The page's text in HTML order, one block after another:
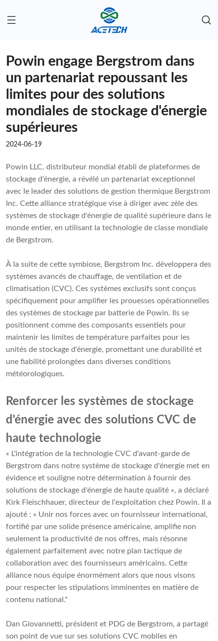
Powin engage Bergstrom dans
un partenariat repoussant les
limites pour des solutions
mondiales de stockage d'énergie
supérieures
2024-06-19
Powin LLC, distributeur mondial établi de plateformes de
stockage d'énergie, a révélé un partenariat exceptionnel
avec le leader des solutions de gestion thermique Bergstrom
Inc. Cette alliance stratégique vise à diriger avec zèle des
systèmes de stockage d'énergie de qualité supérieure dans le
monde entier, en utilisant la technologie de classe mondiale
de Bergstrom.
À la suite de cette symbiose, Bergstrom Inc. développera des
systèmes avancés de chauffage, de ventilation et de
climatisation (CVC). Ces systèmes exclusifs sont conçus
spécifiquement pour amplifier les prouesses opérationnelles
des systèmes de stockage par batterie de Powin. Ils se
positionnent comme des composants essentiels pour
maintenir les limites de température parfaites pour les
unités de stockage d'énergie, promettant une durabilité et
une fiabilité prolongées dans diverses conditions
météorologiques.
Renforcer les systèmes de stockage
d'énergie avec des solutions CVC de
haute technologie
« L'intégration de la technologie CVC d'avant-garde de
Bergstrom dans notre système de stockage d'énergie met en
évidence et souligne notre détermination à fournir des
solutions de stockage d'énergie de haute qualité », a déclaré
Kirk Fleischhauer, directeur de l'exploitation chez Powin. Il a
ajouté : « Unir nos forces avec un fournisseur international,
fortifié par une solide présence américaine, amplifie non
seulement la productivité de nos offres, mais résonne
également parfaitement avec notre plan tactique de
collaboration avec des fournisseurs américains. Cette
alliance nous équipe énormément alors que nous visons
pour respecter les stipulations imminentes en matière de
contenu national."
Dan Giovannetti, président et PDG de Bergstrom, a partagé
son point de vue sur ses solutions CVC mobiles en